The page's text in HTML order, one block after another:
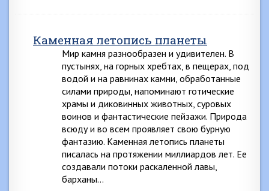
Каменная летопись планеты
Мир камня разнообразен и удивителен. В
пустынях, на горных хребтах, в пещерах, под
водой и на равнинах камни, обработанные
силами природы, напоминают готические
храмы и диковинных животных, суровых
воинов и фантастические пейзажи. Природа
всюду и во всем проявляет свою бурную
фантазию. Каменная летопись планеты
писалась на протяжении миллиардов лет. Ее
создавали потоки раскаленной лавы,
барханы…